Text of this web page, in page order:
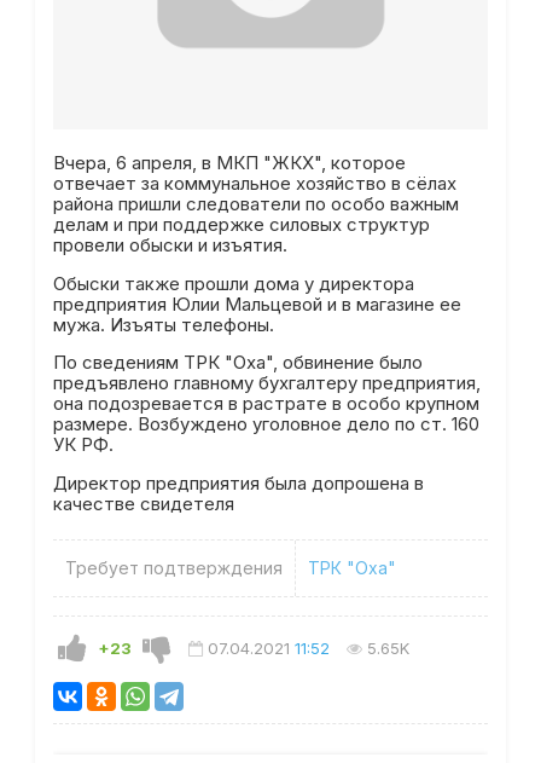
Вчера, 6 апреля, в МКП "ЖКХ", которое
отвечает за коммунальное хозяйство в сёлах
района пришли следователи по особо важным
делам и при поддержке силовых структур
провели обыски и изъятия.
Обыски также прошли дома у директора
предприятия Юлии Мальцевой и в магазине ее
мужа. Изъяты телефоны.
По сведениям ТРК "Оха", обвинение было
предъявлено главному бухгалтеру предприятия,
она подозревается в растрате в особо крупном
размере. Возбуждено уголовное дело по ст. 160
УК РФ.
Директор предприятия была допрошена в
качестве свидетеля
Требует подтверждения ТРК "Оха"
+23 07.04.2021 11:52 5.65K